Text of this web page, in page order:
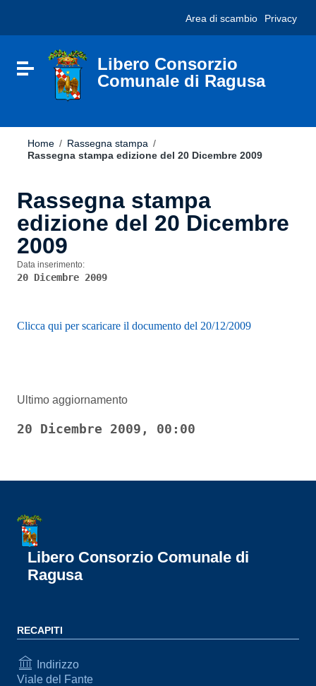
sito
include
Vai al footer
Area di scambio Privacy
Attiva / disattiva la navigazione
Libero Consorzio
Comunale di Ragusa
Home / Rassegna stampa /
Rassegna stampa edizione del 20 Dicembre 2009
Rassegna stampa
edizione del 20 Dicembre
2009
Data inserimento:
20 Dicembre 2009
Clicca qui per scaricare il documento del 20/12/2009
Ultimo aggiornamento
20 Dicembre 2009, 00:00
Libero Consorzio Comunale di
Ragusa
RECAPITI
Indirizzo
Viale del Fante